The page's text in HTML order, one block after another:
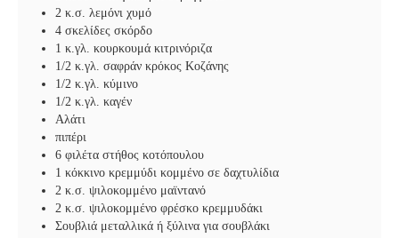
2 κ.σ. λεμόνι χυμό
4 σκελίδες σκόρδο
1 κ.γλ. κουρκουμά κιτρινόριζα
1/2 κ.γλ. σαφράν κρόκος Κοζάνης
1/2 κ.γλ. κύμινο
1/2 κ.γλ. καγέν
Αλάτι
πιπέρι
6 φιλέτα στήθος κοτόπουλου
1 κόκκινο κρεμμύδι κομμένο σε δαχτυλίδια
2 κ.σ. ψιλοκομμένο μαϊντανό
2 κ.σ. ψιλοκομμένο φρέσκο κρεμμυδάκι
Σουβλιά μεταλλικά ή ξύλινα για σουβλάκι